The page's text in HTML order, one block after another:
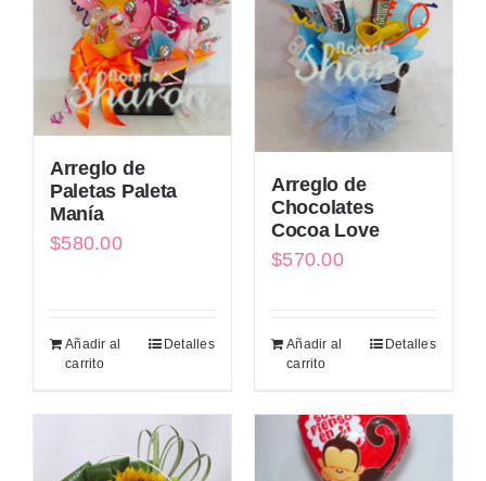
Arreglo de
Paletas Paleta
Manía
$580.00
Añadir al
carrito
Detalles
Arreglo de
Chocolates
Cocoa Love
$570.00
Añadir al
carrito
Detalles